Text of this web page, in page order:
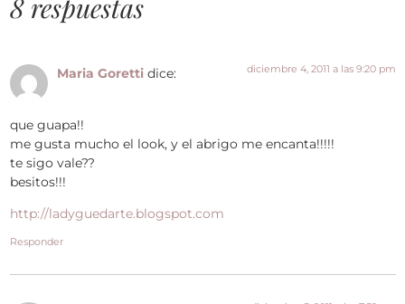
8 respuestas
Maria Goretti dice: diciembre 4, 2011 a las 9:20 pm
que guapa!!
me gusta mucho el look, y el abrigo me encanta!!!!!
te sigo vale??
besitos!!!
http://ladyguedarte.blogspot.com
Responder